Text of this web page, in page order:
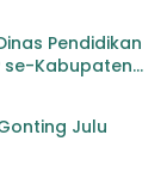
Pendidikan
se-Kabupaten
Julu